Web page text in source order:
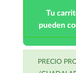
Tu
pueden
PRECIO